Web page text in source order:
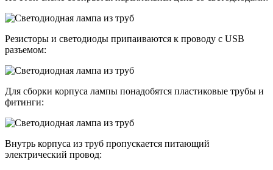
Резисторы и светодиоды припаиваются к проводу с USB
разъемом:
Для сборки корпуса лампы понадобятся пластиковые трубы и
фитинги:
Внутрь корпуса из труб пропускается питающий
электрический провод: